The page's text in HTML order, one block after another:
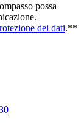
possa
dei dati.**